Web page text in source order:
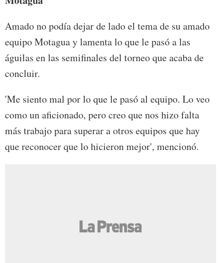
Amado no podía dejar de lado el tema de su amado
equipo Motagua y lamenta lo que le pasó a las
águilas en las semifinales del torneo que acaba de
concluir.
'Me siento mal por lo que le pasó al equipo. Lo veo
como un aficionado, pero creo que nos hizo falta
más trabajo para superar a otros equipos que hay
que reconocer que lo hicieron mejor', mencionó.